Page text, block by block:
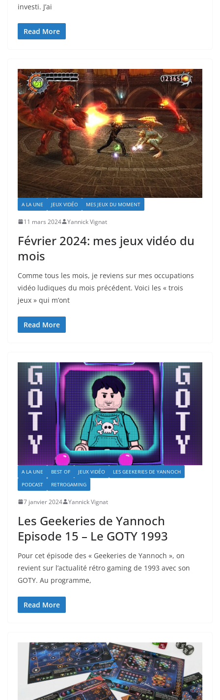
investi. J’ai
Read More
A LA UNE JEUX VIDÉO MES JEUX DU MOMENT
11 mars 2024 Yannick Vignat
Février 2024: mes jeux vidéo du
mois
Comme tous les mois, je reviens sur mes occupations
vidéo ludiques du mois précédent. Voici les « trois
jeux » qui m’ont
Read More
A LA UNE BEST OF JEUX VIDÉO
LES GEEKERIES DE YANNOCH
PODCAST
RETROGAMING
7 janvier 2024 Yannick Vignat
Les Geekeries de Yannoch
Episode 15 – Le GOTY 1993
Pour cet épisode des « Geekeries de Yannoch », on
revient sur l’actualité rétro gaming de 1993 avec son
GOTY. Au programme,
Read More